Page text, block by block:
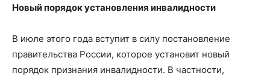
Новый порядок установления инвалидности
В июле этого года вступит в силу постановление
правительства России, которое установит новый
порядок признания инвалидности. В частности,